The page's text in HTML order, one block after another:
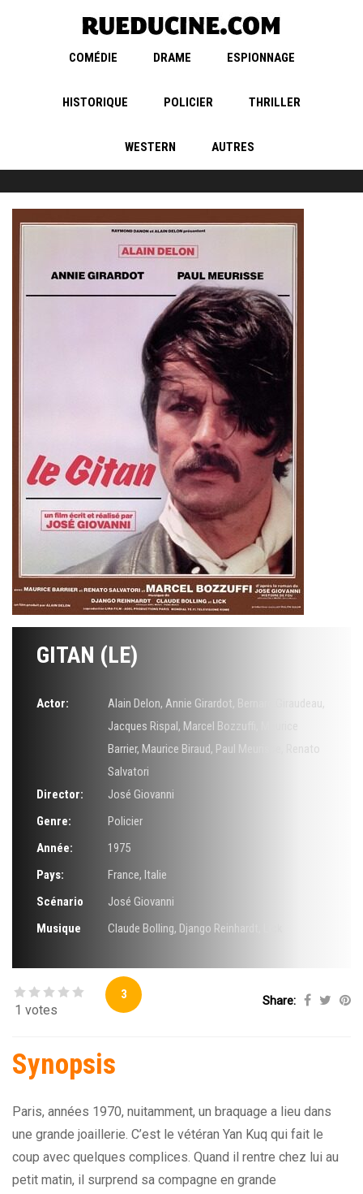
COMÉDIE DRAME ESPIONNAGE
HISTORIQUE POLICIER THRILLER
WESTERN AUTRES
GITAN (LE)
Actor: Alain Delon, Annie Girardot, Bernard Giraudeau,
Jacques Rispal, Marcel Bozzuffi
Barrier, Maurice Biraud, Paul Meurisse
Renato
Salvatori
Director:
José Giovanni
Genre:
Policier
Année:
1975
Pays:
France, Italie
Scénario
José Giovanni
Musique
Claude Bolling, Django Reinhardt
1 votes
3 Share:
Synopsis
Paris, années 1970, nuitamment, un braquage a lieu dans
une grande joaillerie. C’est le vétéran Yan Kuq qui fait le
coup avec quelques complices. Quand il rentre chez lui au
petit matin, il surprend sa compagne en grande